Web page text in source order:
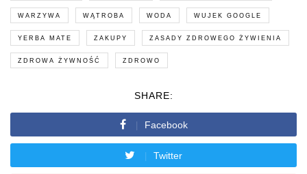
WARZYWA WĄTROBA WODA WUJEK GOOGLE
YERBA MATE ZAKUPY ZASADY ZDROWEGO ŻYWIENIA
ZDROWA ŻYWNOŚĆ ZDROWO
SHARE:
Facebook
Twitter